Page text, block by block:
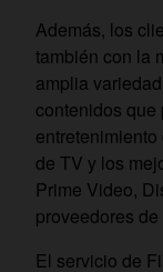
Además, los
también con la
amplia
contenidos
de TV y los
Prime Video,
proveedores
El servicio de